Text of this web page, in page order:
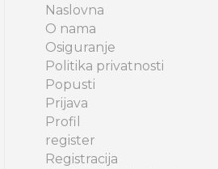
Naslovna
O nama
Osiguranje
Politika privatnosti
Popusti
Prijava
Profil
register
Registracija